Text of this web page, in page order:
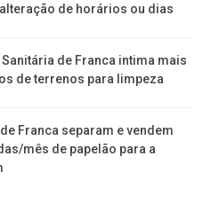
de horários ou dias
de Franca intima mais
de terrenos para limpeza
Franca separam e vendem
mês de papelão para a